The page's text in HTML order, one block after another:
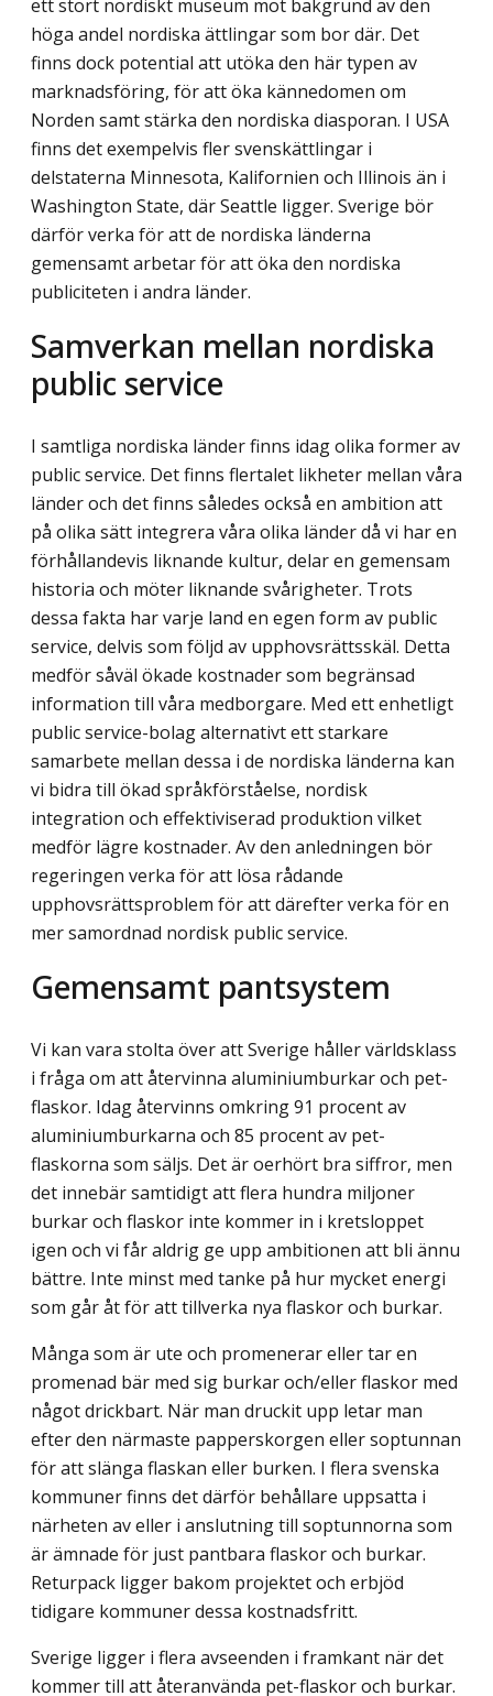
ett stort nordiskt museum mot bakgrund av den
höga andel nordiska ättlingar som bor där. Det
finns dock potential att utöka den här typen av
marknadsföring, för att öka kännedomen om
Norden samt stärka den nordiska diasporan. I USA
finns det exempelvis fler svenskättlingar i
delstaterna Minnesota, Kalifornien och Illinois än i
Washington State, där Seattle ligger. Sverige bör
därför verka för att de nordiska länderna
gemensamt arbetar för att öka den nordiska
publiciteten i andra länder.
Samverkan mellan nordiska
public service
I samtliga nordiska länder finns idag olika former av
public service. Det finns flertalet likheter mellan våra
länder och det finns således också en ambition att
på olika sätt integrera våra olika länder då vi har en
förhållandevis liknande kultur, delar en gemensam
historia och möter liknande svårigheter. Trots
dessa fakta har varje land en egen form av public
service, delvis som följd av upphovsrättsskäl. Detta
medför såväl ökade kostnader som begränsad
information till våra medborgare. Med ett enhetligt
public service-bolag alternativt ett starkare
samarbete mellan dessa i de nordiska länderna kan
vi bidra till ökad språkförståelse, nordisk
integration och effektiviserad produktion vilket
medför lägre kostnader. Av den anledningen bör
regeringen verka för att lösa rådande
upphovsrättsproblem för att därefter verka för en
mer samordnad nordisk public service.
Gemensamt pantsystem
Vi kan vara stolta över att Sverige håller världsklass
i fråga om att återvinna alumi­niumburkar och pet-
flaskor. Idag återvinns omkring 91 procent av
aluminium­burkarna och 85 procent av pet-
flaskorna som säljs. Det är oerhört bra siffror, men
det innebär samtidigt att flera hundra miljoner
burkar och flaskor inte kommer in i kretsloppet
igen och vi får aldrig ge upp ambitionen att bli ännu
bättre. Inte minst med tanke på hur mycket energi
som går åt för att tillverka nya flaskor och burkar.
Många som är ute och promenerar eller tar en
promenad bär med sig burkar och/eller flaskor med
något drickbart. När man druckit upp letar man
efter den närmaste papperskorgen eller soptunnan
för att slänga flaskan eller burken. I flera svenska
kommuner finns det därför behållare uppsatta i
närheten av eller i anslutning till soptunnorna som
är ämnade för just pantbara flaskor och burkar.
Returpack ligger bakom projektet och erbjöd
tidigare kommuner dessa kostnadsfritt.
Sverige ligger i flera avseenden i framkant när det
kommer till att återanvända pet-flaskor och burkar.